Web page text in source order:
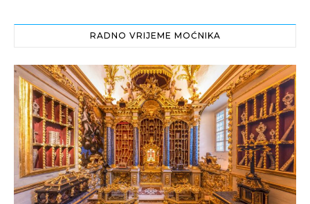
RADNO VRIJEME MOĆNIKA